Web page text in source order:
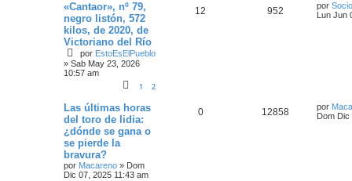
«Cantaor», nº 79,
negro listón, 572
kilos, de 2020, de
Victoriano del Río
por EstoEsElPueblo
» Sab May 23, 2026
10:57 am
1 2
12 952 por
Lun
Las últimas horas
del toro de lidia:
¿dónde se gana o
se pierde la
bravura?
por Macareno » Dom
Dic 07, 2025 11:43 am
0 12858 por
Dom